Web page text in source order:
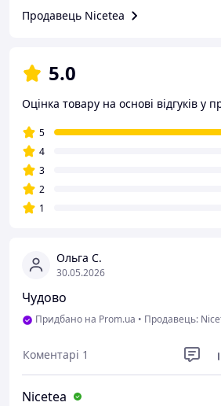
Ольга С.
30.05.2026
Чудово
Придбано на Prom.ua • Продавець:
Коментарі 1
Nicetea
Продавець Nicetea
5.0
Оцінка товару на основі відгуків у
5
4
3
2
1